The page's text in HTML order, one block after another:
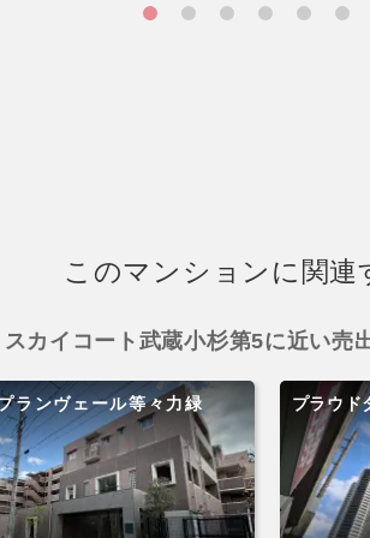
このマンションに関連
スカイコート武蔵小杉第5に近い売
ランヴェール等々力緑 プラウド